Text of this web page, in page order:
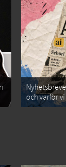
och varför